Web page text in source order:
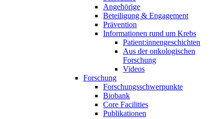
Angehörige
Beteiligung & Engagement
Prävention
Informationen rund um Krebs
Patient:innengeschichten
Aus der onkologischen
Forschung
Videos
Forschung
Forschungsschwerpunkte
Biobank
Core Facilities
Publikationen